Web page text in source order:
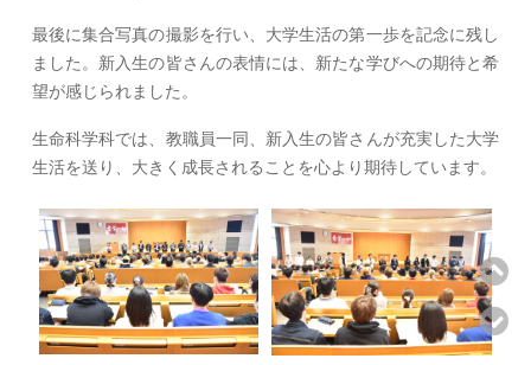
最後に集合写真の撮影を行い、大学生活の第一歩を記念に残し
ました。新入生の皆さんの表情には、新たな学びへの期待と希
望が感じられました。
生命科学科では、教職員一同、新入生の皆さんが充実した大学
生活を送り、大きく成長されることを心より期待しています。